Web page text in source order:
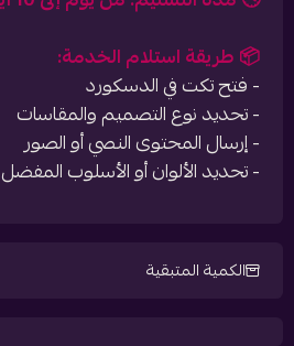
📦 طريقة استلام الخدمة:
- فتح تكت في الدسكورد
- تحديد نوع التصميم والمقاسات
- إرسال المحتوى النصي أو الصور
- تحديد الألوان أو الأسلوب المفضل
الكمية المتبقية